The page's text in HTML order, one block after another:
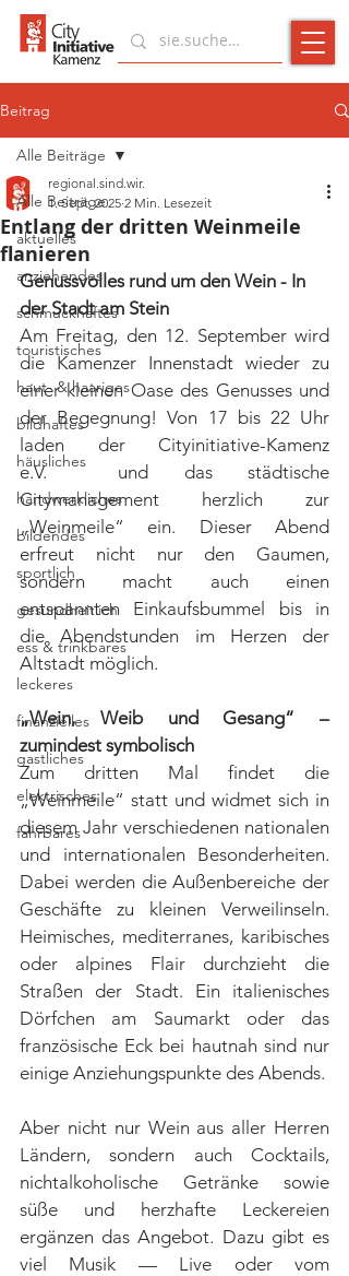
Beitrag
Alle Beiträge
aktuelles
anziehendes
schmuckhaftes
touristisches
haut- & haariges
bildhaftes
häusliches
handwerkliches
bildendes
sportlich
gesundheitlich
ess & trinkbares
leckeres
finanzielles
gastliches
elektrisches
fahrbares
Alle Beiträge
Entlang der dritten Weinmeile
flanieren
regional.sind.wir.
1. Sept. 2025 2 Min. Lesezeit
Genussvolles rund um den Wein - In
der Stadt am Stein
Am Freitag, den 12. September wird
die Kamenzer Innenstadt wieder zu
einer kleinen Oase des Genusses und
der Begegnung! Von 17 bis 22 Uhr
laden der Cityinitiative-Kamenz
e.V.  und das städtische
Citymanagement herzlich zur
„Weinmeile“ ein. Dieser Abend
erfreut nicht nur den Gaumen,
sondern macht auch einen
entspannten Einkaufsbummel bis in
die Abendstunden im Herzen der
Altstadt möglich.
„Wein, Weib und Gesang“ –
zumindest symbolisch
Zum dritten Mal findet die
„Weinmeile“ statt und widmet sich in
diesem Jahr verschiedenen nationalen
und internationalen Besonderheiten.
Dabei werden die Außenbereiche der
Geschäfte zu kleinen Verweilinseln.
Heimisches, mediterranes, karibisches
oder alpines Flair durchzieht die
Straßen der Stadt. Ein italienisches
Dörfchen am Saumarkt oder das
französische Eck bei hautnah sind nur
einige Anziehungspunkte des Abends.
Aber nicht nur Wein aus aller Herren
Ländern, sondern auch Cocktails,
nichtalkoholische Getränke sowie
süße und herzhafte Leckereien
ergänzen das Angebot. Dazu gibt es
viel Musik — Live oder vom